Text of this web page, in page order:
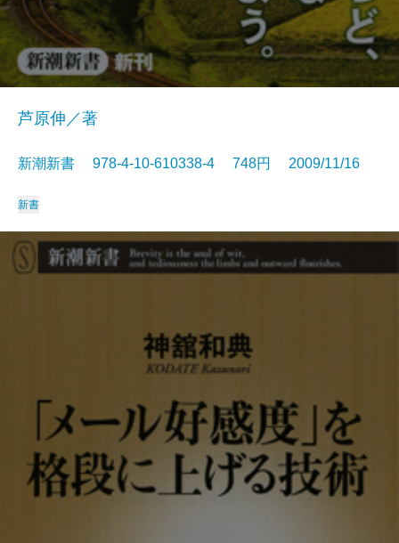
芦原伸／著
新潮新書 978-4-10-610338-4 748円 2009/11/16
新書